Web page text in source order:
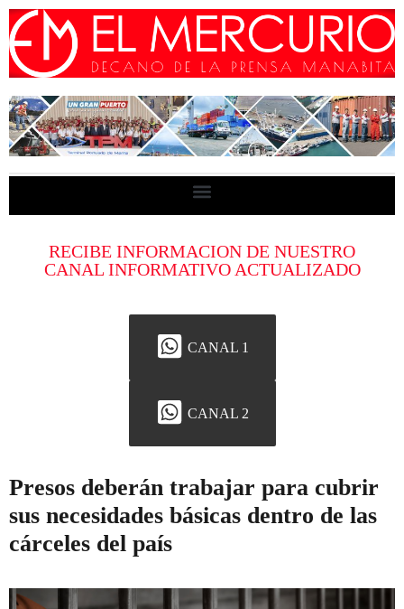
RECIBE INFORMACION DE NUESTRO
CANAL INFORMATIVO ACTUALIZADO
CANAL 1
CANAL 2
Presos deberán trabajar para cubrir
sus necesidades básicas dentro de las
cárceles del país